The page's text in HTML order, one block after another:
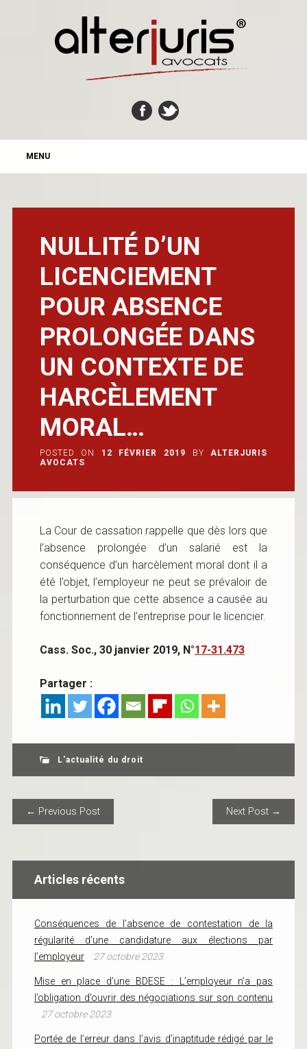
MAIN MENU
MENU
NULLITÉ D’UN
LICENCIEMENT
POUR ABSENCE
PROLONGÉE DANS
UN CONTEXTE DE
HARCÈLEMENT
MORAL…
POSTED ON 12 FÉVRIER 2019 BY
ALTERJURIS
AVOCATS
La Cour de cassation rappelle que dès lors que
l’absence prolongée d’un salarié est la
conséquence d’un harcèlement moral dont il a
été l’objet, l’employeur ne peut se prévaloir de
la perturbation que cette absence a causée au
fonctionnement de l’entreprise pour le licencier.
Cass. Soc., 30 janvier 2019, N°17-31.473
Partager :
L'actualité du droit
POST NAVIGATION
← Previous Post Next Post →
Articles récents
Conséquences de l’absence de contestation de la
régularité d’une candidature aux élections par
l’employeur
27 octobre 2023
Mise en place d’une BDESE : L’employeur n’a pas
l’obligation d’ouvrir des négociations sur son contenu
27 octobre 2023
Portée de l’erreur dans l’avis d’inaptitude rédigé par le